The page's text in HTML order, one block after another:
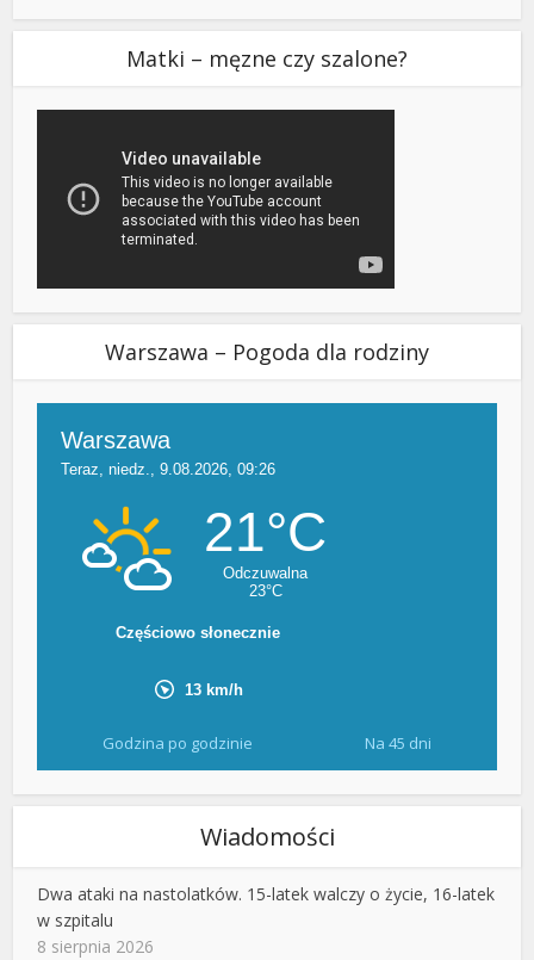
Matki – męzne czy szalone?
Warszawa – Pogoda dla rodziny
Godzina po godzinie Na 45 dni
Wiadomości
Dwa ataki na nastolatków. 15-latek walczy o życie, 16-latek
w szpitalu
8 sierpnia 2026